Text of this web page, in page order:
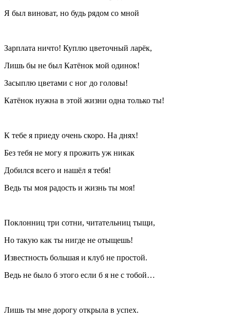
Я был виноват, но будь рядом со мной
Зарплата ничто! Куплю цветочный ларёк,
Лишь бы не был Катёнок мой одинок!
Засыплю цветами с ног до головы!
Катёнок нужна в этой жизни одна только ты!
К тебе я приеду очень скоро. На днях!
Без тебя не могу я прожить уж никак
Добился всего и нашёл я тебя!
Ведь ты моя радость и жизнь ты моя!
Поклонниц три сотни, читательниц тыщи,
Но такую как ты нигде не отыщешь!
Известность большая и клуб не простой.
Ведь не было б этого если б я не с тобой…
Лишь ты мне дорогу открыла в успех.